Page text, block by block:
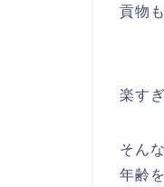
貢物
楽す
そん
年齢